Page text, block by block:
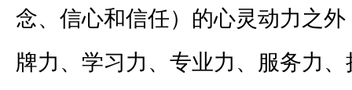
念、信心和信任）的心灵动力之
牌力、学习力、专业力、服务力